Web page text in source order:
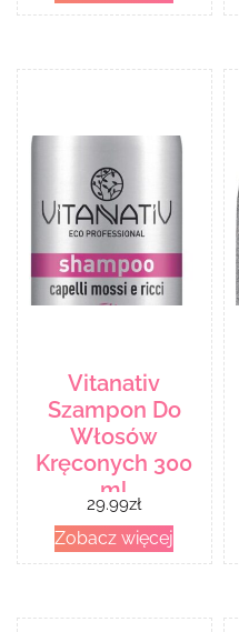
Vitanativ
Szampon Do
Włosów
Kręconych 300
ml
29.99zł
Zobacz więcej